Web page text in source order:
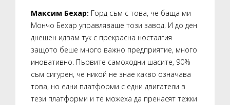
Максим Бехар: Горд съм с това, че баща ми
Мончо Бехар управляваше този завод. И до ден
днешен идвам тук с прекрасна носталгия
защото беше много важно предприятие, много
иновативно. Първите самоходни шасите, 90%
съм сигурен, че никой не знае какво означава
това, но едни платформи с едни двигатели в
тези платформи и те можеха да пренасят тежки